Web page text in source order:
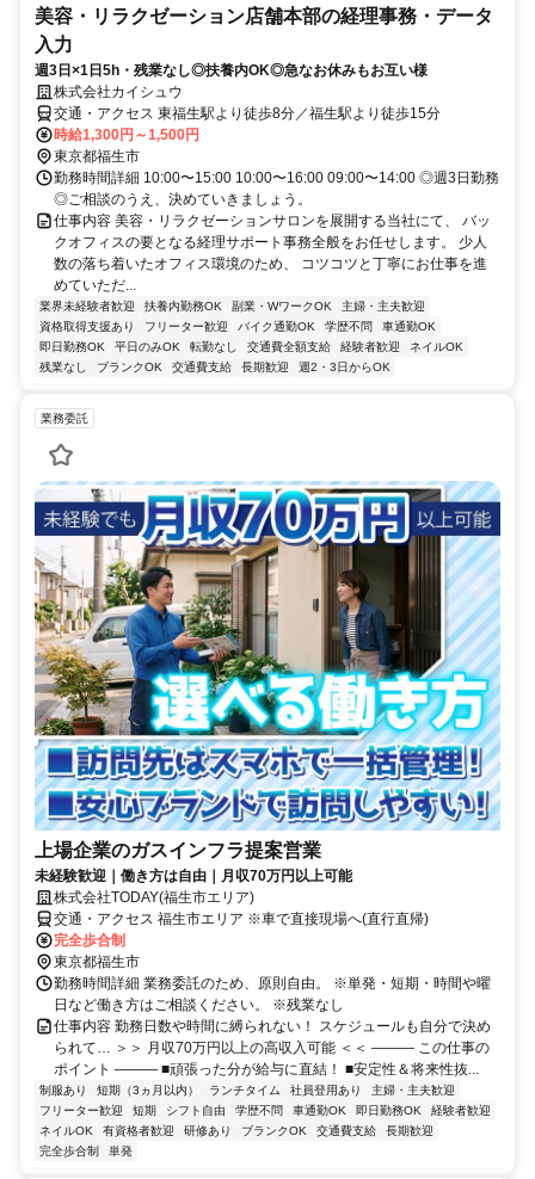
美容・リラクゼーション店舗本部の経理事務・データ
入力
週3日×1日5h・残業なし◎扶養内OK◎急なお休みもお互い様
株式会社カイシュウ
交通・アクセス 東福生駅より徒歩8分／福生駅より徒歩15分
時給1,300円～1,500円
東京都福生市
勤務時間詳細 10:00〜15:00 10:00〜16:00 09:00〜14:00 ◎週3日勤務
◎ご相談のうえ、決めていきましょう。
仕事内容 美容・リラクゼーションサロンを展開する当社にて、 バッ
クオフィスの要となる経理サポート事務全般をお任せします。 少人
数の落ち着いたオフィス環境のため、 コツコツと丁寧にお仕事を進
めていただ...
業界未経験者歓迎 扶養内勤務OK 副業・WワークOK
主婦・主夫歓迎
資格取得支援あり
フリーター歓迎 バイク通勤OK 学歴不問
車通勤OK
即日勤務OK
平日のみOK 転勤なし 交通費全額支給 経験者歓迎
ネイルOK
残業なし
ブランクOK 交通費支給 長期歓迎 週2・3日からOK
業務委託
上場企業のガスインフラ提案営業
未経験歓迎｜働き方は自由｜月収70万円以上可能
株式会社TODAY(福生市エリア)
交通・アクセス 福生市エリア ※車で直接現場へ(直行直帰)
完全歩合制
東京都福生市
勤務時間詳細 業務委託のため、原則自由。 ※単発・短期・時間や曜
日など働き方はご相談ください。 ※残業なし
仕事内容 勤務日数や時間に縛られない！ スケジュールも自分で決め
られて… ＞＞ 月収70万円以上の高収入可能 ＜＜ ――― この仕事の
ポイント ――― ■頑張った分が給与に直結！ ■安定性＆将来性抜...
制服あり 短期（3ヵ月以内） ランチタイム 社員登用あり
主婦・主夫歓迎
フリーター歓迎
短期 シフト自由 学歴不問 車通勤OK 即日勤務OK
経験者歓迎
ネイルOK
有資格者歓迎 研修あり ブランクOK 交通費支給
長期歓迎
完全歩合制
単発